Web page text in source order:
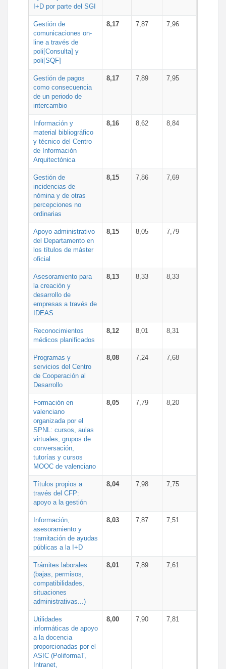
I+D por parte del SGI
Gestión de
comunicaciones on-
line a través de
poli[Consulta] y
poli[SQF]
8,17 7,87 7,96
Gestión de pagos
como consecuencia
de un periodo de
intercambio
8,17 7,89 7,95
Información y
material bibliográfico
y técnico del Centro
de Información
Arquitectónica
8,16 8,62 8,84
Gestión de
incidencias de
nómina y de otras
percepciones no
ordinarias
8,15 7,86 7,69
Apoyo administrativo
del Departamento en
los títulos de máster
oficial
8,15 8,05 7,79
Asesoramiento para
la creación y
desarrollo de
empresas a través de
IDEAS
8,13 8,33 8,33
Reconocimientos
médicos planificados
8,12 8,01 8,31
Programas y
servicios del Centro
de Cooperación al
Desarrollo
8,08 7,24 7,68
Formación en
valenciano
organizada por el
SPNL: cursos, aulas
virtuales, grupos de
conversación,
tutorías y cursos
MOOC de valenciano
8,05 7,79 8,20
Títulos propios a
través del CFP:
apoyo a la gestión
8,04 7,98 7,75
Información,
asesoramiento y
tramitación de ayudas
públicas a la I+D
8,03 7,87 7,51
Trámites laborales
(bajas, permisos,
compatibilidades,
situaciones
administrativas...)
8,01 7,89 7,61
Utilidades
informáticas de apoyo
a la docencia
proporcionadas por el
ASIC (PoliformaT,
Intranet,
8,00 7,90 7,81